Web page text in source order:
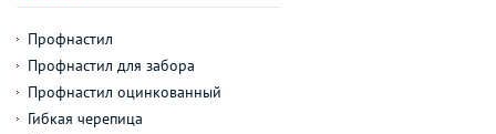
Профнастил
Профнастил для забора
Профнастил оцинкованный
Гибкая черепица